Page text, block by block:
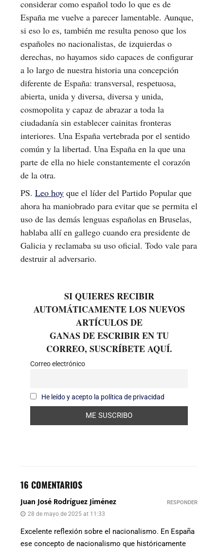
considerar como español todo lo que es de
España me vuelve a parecer lamentable. Aunque,
si eso lo es, también me resulta penoso que los
españoles no nacionalistas, de izquierdas o
derechas, no hayamos sido capaces de configurar
a lo largo de nuestra historia una concepción
diferente de España: transversal, respetuosa,
abierta, unida y diversa, diversa y unida,
cosmopolita y capaz de abrazar a toda la
ciudadanía sin establecer cainitas fronteras
interiores. Una España vertebrada por el sentido
común y la libertad. Una España en la que una
parte de ella no hiele constantemente el corazón
de la otra.
PS. Leo hoy que el líder del Partido Popular que
ahora ha maniobrado para evitar que se permita el
uso de las demás lenguas españolas en Bruselas,
hablaba allí en gallego cuando era presidente de
Galicia y reclamaba su uso oficial. Todo vale para
destruir al adversario.
SI QUIERES RECIBIR
AUTOMÁTICAMENTE LOS NUEVOS
ARTÍCULOS DE
GANAS DE ESCRIBIR EN TU
CORREO, SUSCRÍBETE AQUÍ.
Correo electrónico
He leído y acepto la política de privacidad
16 COMENTARIOS
Juan José Rodríguez Jiménez
28 de mayo de 2025 at 11:33
Excelente reflexión sobre el nacionalismo. En España
ese concepto de nacionalismo que históricamente
RESPONDER